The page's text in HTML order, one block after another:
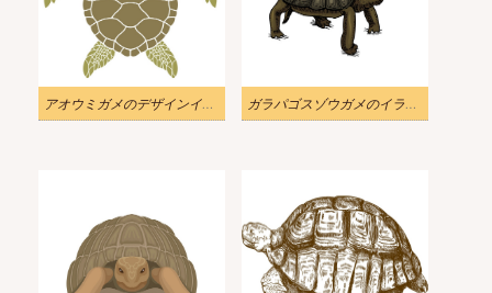
アオウミガメのデザインイラスト ガラパゴスゾウガメのイラスト